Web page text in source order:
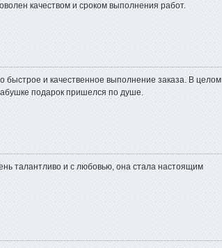
качеством и сроком выполнения работ.
быстрое и качественное выполнение заказа. В целом
подарок пришелся по душе.
талантливо и с любовью, она стала настоящим